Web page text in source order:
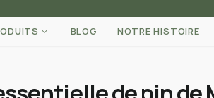
BLOG NOTRE HISTOIRE